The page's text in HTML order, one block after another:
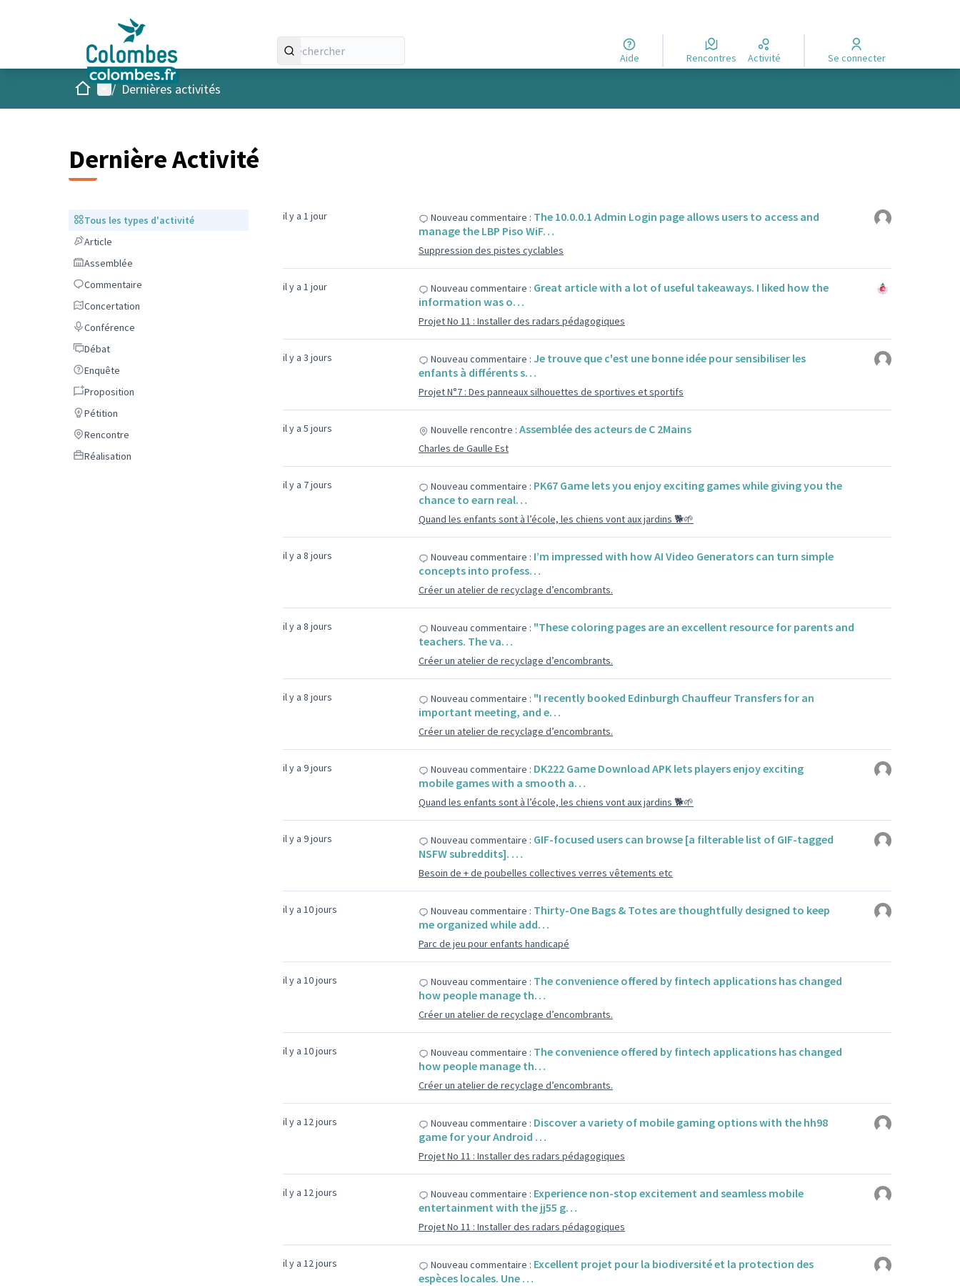
Aide Rencontres Activité Se connecter
AccueilMenu principal
/ Dernières activités
Dernière Activité
Tous les types d'activité
Tous les types d'activité
ArticleArticle
Assemblée
Assemblée
Commentaire
Commentaire
Concertation
Concertation
Conférence
Conférence
DébatDébat
Enquête
Enquête
Proposition
Proposition
Pétition
Pétition
Rencontre
Rencontre
Réalisation
Réalisation
il y a 1 jour Nouveau commentaire : The 10.0.0.1 Admin Login page allows users to access and
manage the LBP Piso WiF…
Suppression des pistes cyclables
il y a 1 jour Nouveau commentaire : Great article with a lot of useful takeaways. I liked how the
information was o…
Projet No 11 : Installer des radars pédagogiques
il y a 3 jours Nouveau commentaire : Je trouve que c'est une bonne idée pour sensibiliser les
enfants à différents s…
Projet N°7 : Des panneaux silhouettes de sportives et sportifs
il y a 5 jours Nouvelle rencontre : Assemblée des acteurs de C 2Mains
Charles de Gaulle Est
il y a 7 jours Nouveau commentaire : PK67 Game lets you enjoy exciting games while giving you the
chance to earn real…
Quand les enfants sont à l’école, les chiens vont aux jardins 🐕🌱
il y a 8 jours Nouveau commentaire : I’m impressed with how AI Video Generators can turn simple
concepts into profess…
Créer un atelier de recyclage d’encombrants.
il y a 8 jours Nouveau commentaire : "These coloring pages are an excellent resource for parents and
teachers. The va…
Créer un atelier de recyclage d’encombrants.
il y a 8 jours Nouveau commentaire : "I recently booked Edinburgh Chauffeur Transfers for an
important meeting, and e…
Créer un atelier de recyclage d’encombrants.
il y a 9 jours Nouveau commentaire : DK222 Game Download APK lets players enjoy exciting
mobile games with a smooth a…
Quand les enfants sont à l’école, les chiens vont aux jardins 🐕🌱
il y a 9 jours Nouveau commentaire : GIF-focused users can browse [a filterable list of GIF-tagged
NSFW subreddits]. …
Besoin de + de poubelles collectives verres vêtements etc
il y a 10 jours Nouveau commentaire : Thirty-One Bags & Totes are thoughtfully designed to keep
me organized while add…
Parc de jeu pour enfants handicapé
il y a 10 jours Nouveau commentaire : The convenience offered by fintech applications has changed
how people manage th…
Créer un atelier de recyclage d’encombrants.
il y a 10 jours Nouveau commentaire : The convenience offered by fintech applications has changed
how people manage th…
Créer un atelier de recyclage d’encombrants.
il y a 12 jours Nouveau commentaire : Discover a variety of mobile gaming options with the hh98
game for your Android …
Projet No 11 : Installer des radars pédagogiques
il y a 12 jours Nouveau commentaire : Experience non-stop excitement and seamless mobile
entertainment with the jj55 g…
Projet No 11 : Installer des radars pédagogiques
il y a 12 jours Nouveau commentaire : Excellent projet pour la biodiversité et la protection des
espèces locales. Une …